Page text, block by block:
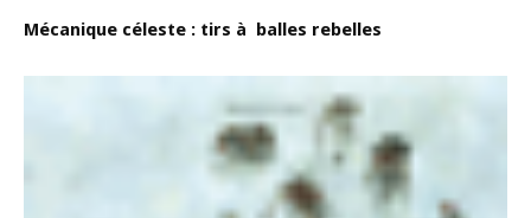
Mécanique céleste : tirs à balles rebelles